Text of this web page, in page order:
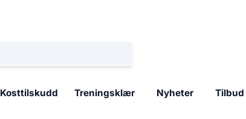
Kosttilskudd Treningsklær Nyheter Tilbud